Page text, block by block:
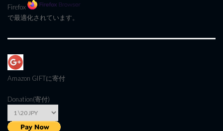
Firefox
で最適化されています。
Amazon GIFTに寄付
Donation(寄付)